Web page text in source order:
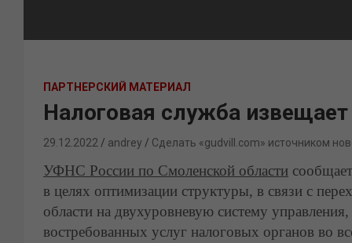
ПАРТНЕРСКИЙ МАТЕРИАЛ
Налоговая служба
29.12.2022 andrey Сделать «gudvill.com» источником
УФНС России по Смоленской области
в целях оптимизации структуры, в связи с
области на двухуровневую систему
востребованных услуг налоговых органов